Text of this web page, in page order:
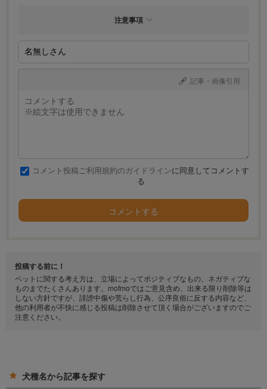
注意事項
記事・画像引用
コメント投稿ご利用規約のガイドラインに同意してコメントす
る
コメントする
投稿する前に！
ペットに関する考え方は、立場によってポジティブなもの、ネガティブな
ものまでたくさんあります。mofmoではご意見含め、出来る限り削除等は
しない方針ですが、誹謗中傷や荒らし行為、公序良俗に反する内容など、
他の利用者が不快に感じる投稿は削除させて頂く場合がございますのでご
注意ください。
犬種名から記事を探す